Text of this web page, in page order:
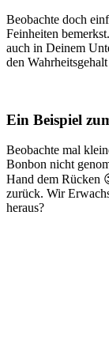
Beobachte doch
Feinheiten
auch in Deinem
den
Ein Beispiel
Beobachte mal
Bonbon nicht
Hand dem Rücken
zurück. Wir
heraus?